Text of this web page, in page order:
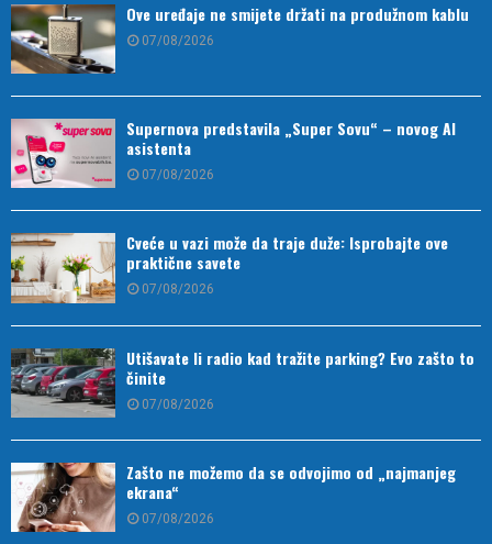
Ove uređaje ne smijete držati na produžnom kablu
07/08/2026
Supernova predstavila „Super Sovu“ – novog AI
asistenta
07/08/2026
Cveće u vazi može da traje duže: Isprobajte ove
praktične savete
07/08/2026
Utišavate li radio kad tražite parking? Evo zašto to
činite
07/08/2026
Zašto ne možemo da se odvojimo od „najmanjeg
ekrana“
07/08/2026